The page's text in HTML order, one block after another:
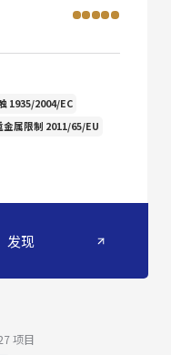
1935/2004/EC
金属限制 2011/65/EU
发现
项目